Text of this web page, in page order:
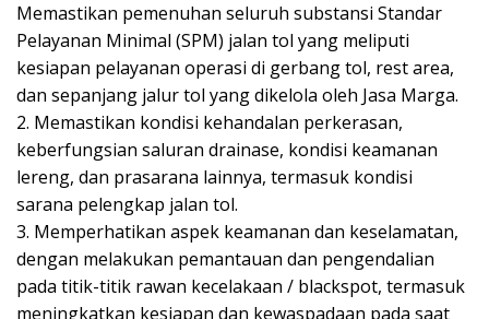
Memastikan pemenuhan seluruh substansi Standar
Pelayanan Minimal (SPM) jalan tol yang meliputi
kesiapan pelayanan operasi di gerbang tol, rest area,
dan sepanjang jalur tol yang dikelola oleh Jasa Marga.
2. Memastikan kondisi kehandalan perkerasan,
keberfungsian saluran drainase, kondisi keamanan
lereng, dan prasarana lainnya, termasuk kondisi
sarana pelengkap jalan tol.
3. Memperhatikan aspek keamanan dan keselamatan,
dengan melakukan pemantauan dan pengendalian
pada titik-titik rawan kecelakaan / blackspot, termasuk
meningkatkan kesiapan dan kewaspadaan pada saat